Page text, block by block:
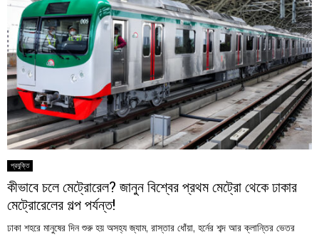
প্রযুক্তি
কীভাবে চলে মেট্রোরেল? জানুন বিশ্বের প্রথম মেট্রো থেকে ঢাকার
মেট্রোরেলের গল্প পর্যন্ত!
ঢাকা শহরে মানুষের দিন শুরু হয় অসহ্য জ্যাম, রাস্তার ধোঁয়া, হর্নের শব্দ আর ক্লান্তির ভেতর